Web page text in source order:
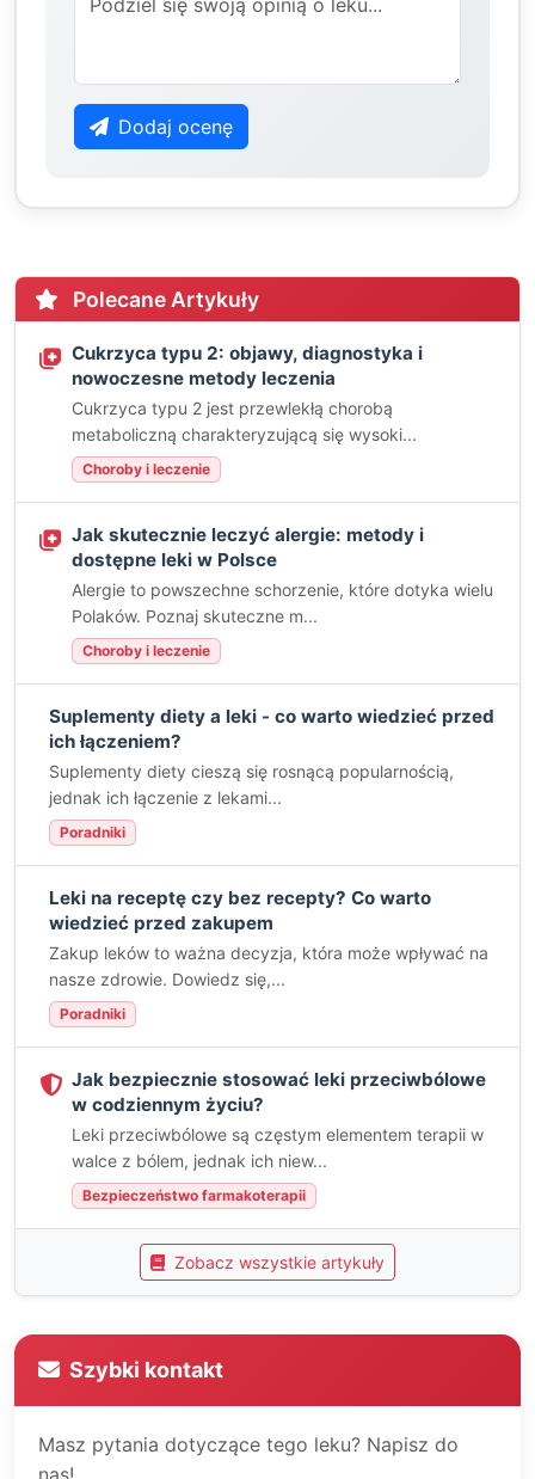
Dodaj ocenę
Polecane Artykuły
Cukrzyca typu 2: objawy, diagnostyka i
nowoczesne metody leczenia
Cukrzyca typu 2 jest przewlekłą chorobą
metaboliczną charakteryzującą się wysoki...
Choroby i leczenie
Jak skutecznie leczyć alergie: metody i
dostępne leki w Polsce
Alergie to powszechne schorzenie, które dotyka wielu
Polaków. Poznaj skuteczne m...
Choroby i leczenie
Suplementy diety a leki - co warto wiedzieć przed
ich łączeniem?
Suplementy diety cieszą się rosnącą popularnością,
jednak ich łączenie z lekami...
Poradniki
Leki na receptę czy bez recepty? Co warto
wiedzieć przed zakupem
Zakup leków to ważna decyzja, która może wpływać na
nasze zdrowie. Dowiedz się,...
Poradniki
Jak bezpiecznie stosować leki przeciwbólowe
w codziennym życiu?
Leki przeciwbólowe są częstym elementem terapii w
walce z bólem, jednak ich niew...
Bezpieczeństwo farmakoterapii
Zobacz wszystkie artykuły
Szybki kontakt
Masz pytania dotyczące tego leku? Napisz do
nas!